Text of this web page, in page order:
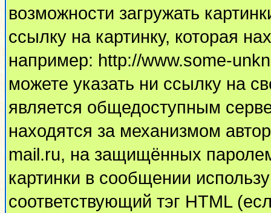
возможности загружать
ссылку на картинку, которая
например: http://www.some-
можете указать ни ссылку на
является общедоступным
находятся за механизмом
mail.ru, на защищённых
картинки в сообщении
соответствующий тэг HTML